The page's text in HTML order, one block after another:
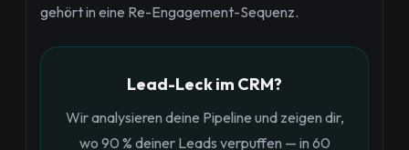
gehört in eine Re-Engagement-Sequenz.
Lead-Leck im CRM?
Wir analysieren deine Pipeline und zeigen dir,
wo 90 % deiner Leads verpuffen — in 60